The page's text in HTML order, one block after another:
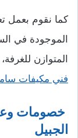
كما نقوم بعمل
الموجودة في
المتوازن
فني مكيفات
خصومات
الجبيل